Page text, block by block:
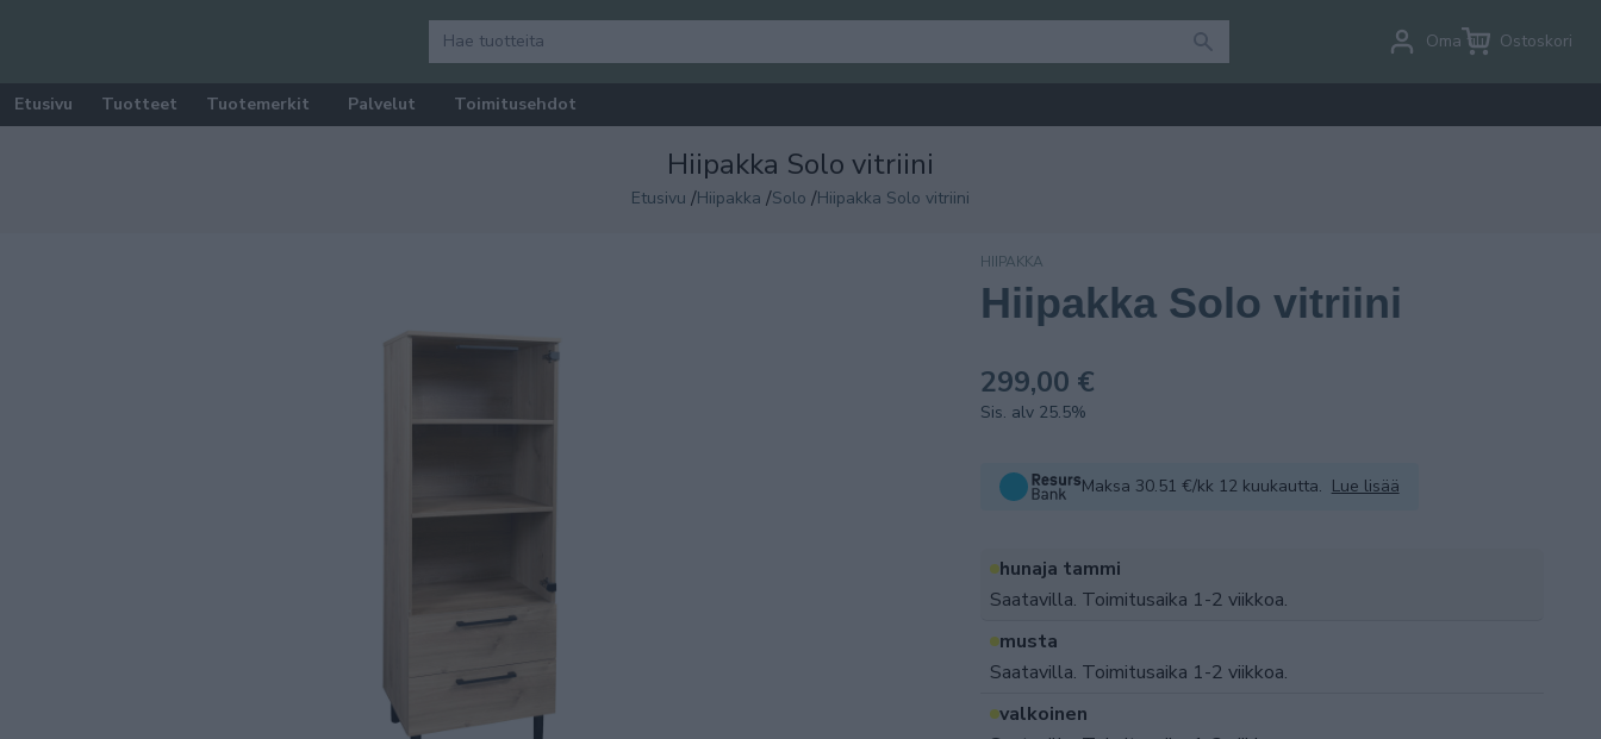
Oma tili Ostoskori
Etusivu Tuotteet Tuotemerkit Palvelut Toimitusehdot
Hiipakka Solo vitriini
Etusivu /Hiipakka /Solo /Hiipakka Solo vitriini
HIIPAKKA
Hiipakka Solo vitriini
299,00 €
Sis. alv 25.5%
Maksa 30.51 €/kk 12 kuukautta. Lue lisää
hunaja tammi
Saatavilla. Toimitusaika 1-2 viikkoa.
musta
Saatavilla. Toimitusaika 1-2 viikkoa.
valkoinen